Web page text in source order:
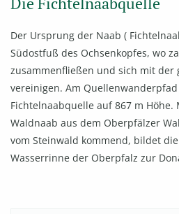
Der Ursprung der Naab (
Südostfuß des Ochsenkopfes, wo
zusammenfließen und sich mit der
vereinigen. Am
Fichtelnaabquelle auf 867 m
Waldnaab aus dem Oberpfälzer
vom Steinwald kommend, bildet
Wasserrinne der Oberpfalz zur